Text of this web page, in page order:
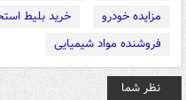
مزایده خودرو
خرید بلیط
فروشنده مواد شیمیایی
نظر شما